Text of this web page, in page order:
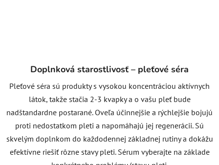
Doplnková starostlivosť – pleťové séra
Pleťové séra sú produkty s vysokou koncentráciou aktívnych
látok, takže stačia 2-3 kvapky a o vašu pleť bude
nadštandardne postarané. Oveľa účinnejšie a rýchlejšie bojujú
proti nedostatkom pleti a napomáhajú jej regenerácii. Sú
skvelým doplnkom do každodennej základnej rutiny a dokážu
efektívne riešiť rôzne stavy pleti. Sérum vyberajte na základe